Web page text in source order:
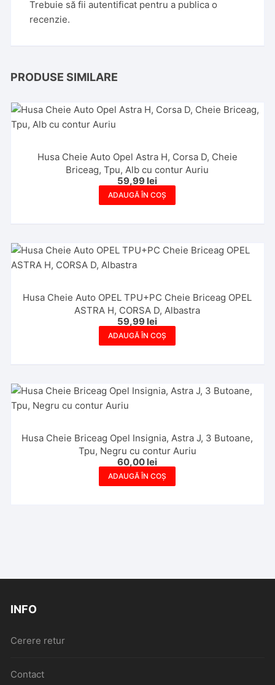
Trebuie să fiiautentificat pentru a publica o
recenzie.
PRODUSE SIMILARE
Husa Cheie Auto Opel Astra H, Corsa D, Cheie
Briceag, Tpu, Alb cu contur Auriu
59,99 lei
ADAUGĂ ÎN COȘ
Husa Cheie Auto OPEL TPU+PC Cheie Briceag OPEL
ASTRA H, CORSA D, Albastra
59,99 lei
ADAUGĂ ÎN COȘ
Husa Cheie Briceag Opel Insignia, Astra J, 3 Butoane,
Tpu, Negru cu contur Auriu
60,00 lei
ADAUGĂ ÎN COȘ
INFO
Cerere retur
Contact